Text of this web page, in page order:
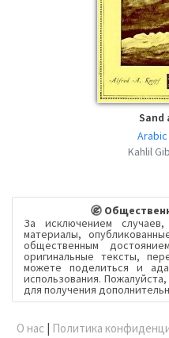
Sand
Kahlil
За исключением
материалы,
общественным
оригинальные тексты,
можете поделиться и
использования.
для получения
О нас Политика